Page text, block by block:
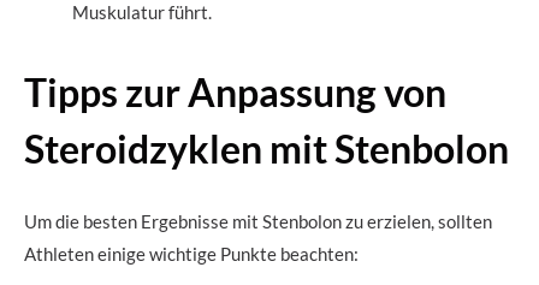
Muskulatur führt.
Tipps zur Anpassung von
Steroidzyklen mit Stenbolon
Um die besten Ergebnisse mit Stenbolon zu erzielen, sollten
Athleten einige wichtige Punkte beachten: